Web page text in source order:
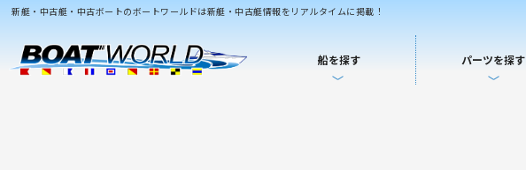
新艇・中古艇・中古ボートのボートワールドは新艇・中古艇情報をリアルタイムに掲載！
船を探す パーツを探す